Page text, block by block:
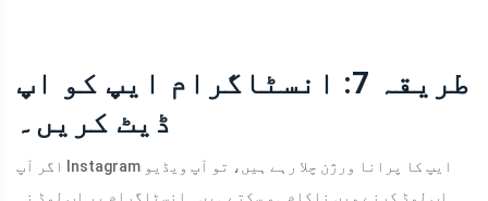
طریقہ 7: انسٹاگرام ایپ کو اپ
ڈیٹ کریں۔
اگر آپ Instagram ایپ کا پرانا ورژن چلا رہے ہیں، تو آپ ویڈیو
اپ لوڈ کرنے میں ناکام ہو سکتے ہیں۔ انسٹاگرام پر اپ لوڈ نہ